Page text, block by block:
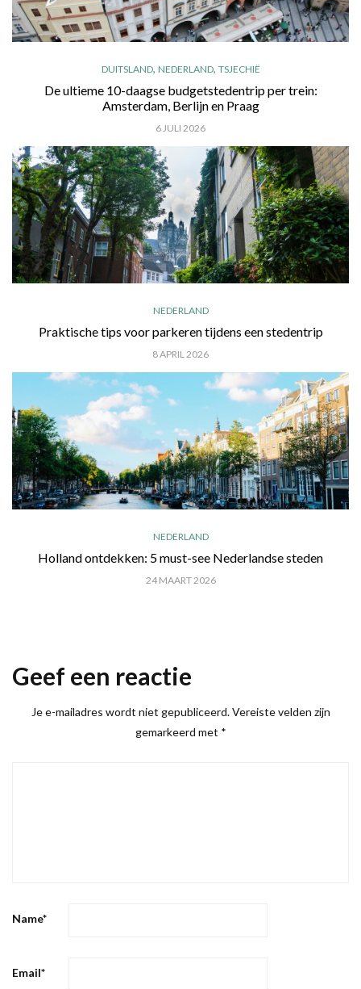
DUITSLAND, NEDERLAND, TSJECHIË
De ultieme 10-daagse budgetstedentrip per trein:
Amsterdam, Berlijn en Praag
6 JULI 2026
NEDERLAND
Praktische tips voor parkeren tijdens een stedentrip
8 APRIL 2026
NEDERLAND
Holland ontdekken: 5 must-see Nederlandse steden
24 MAART 2026
Geef een reactie
Je e-mailadres wordt niet gepubliceerd. Vereiste velden zijn
gemarkeerd met *
Name*
Email*